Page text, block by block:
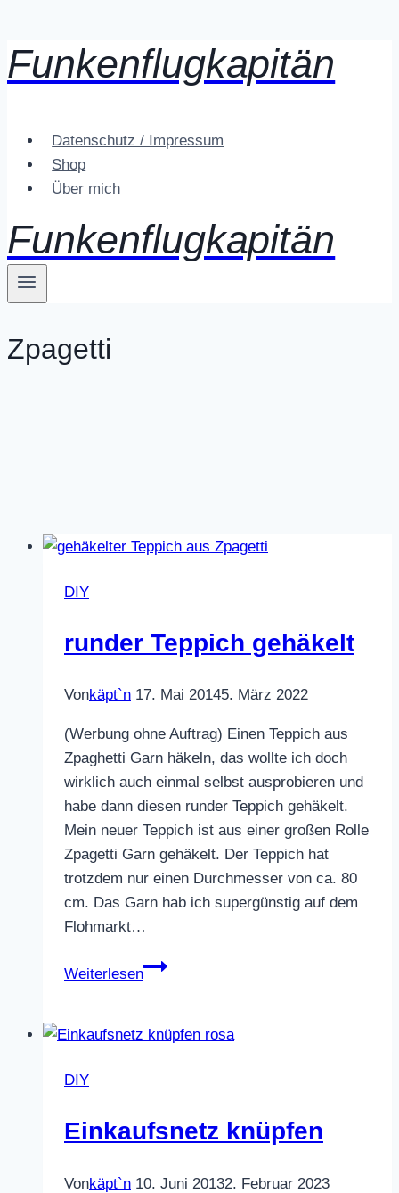
Zum
Inhalt
Funkenflugkapitän
Datenschutz / Impressum
Shop
Über mich
Funkenflugkapitän
Zpagetti
DIY
runder Teppich gehäkelt
Vonkäpt`n 17. Mai 20145. März 2022
(Werbung ohne Auftrag) Einen Teppich aus
Zpaghetti Garn häkeln, das wollte ich doch
wirklich auch einmal selbst ausprobieren und
habe dann diesen runder Teppich gehäkelt.
Mein neuer Teppich ist aus einer großen Rolle
Zpagetti Garn gehäkelt. Der Teppich hat
trotzdem nur einen Durchmesser von ca. 80
cm. Das Garn hab ich supergünstig auf dem
Flohmarkt…
Weiterlesen
runder
DIY
Einkaufsnetz knüpfen
Vonkäpt`n 10. Juni 20132. Februar 2023